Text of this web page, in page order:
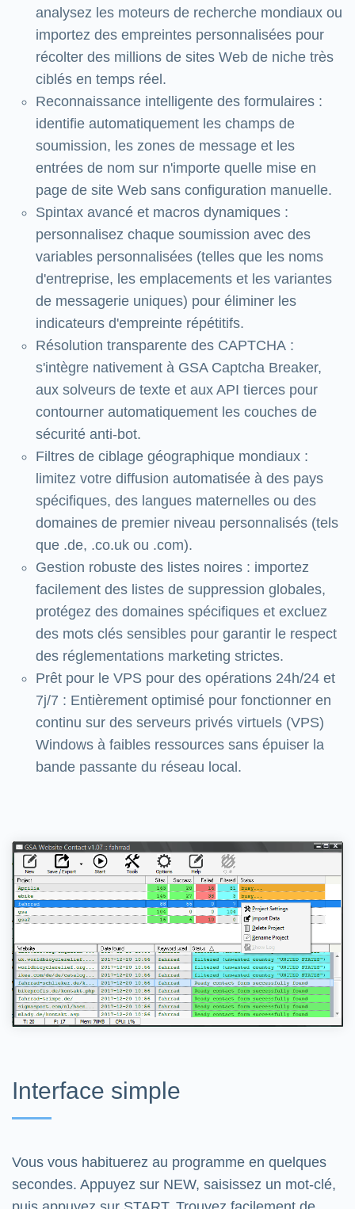
analysez les moteurs de recherche mondiaux ou
importez des empreintes personnalisées pour
récolter des millions de sites Web de niche très
ciblés en temps réel.
Reconnaissance intelligente des formulaires :
identifie automatiquement les champs de
soumission, les zones de message et les
entrées de nom sur n'importe quelle mise en
page de site Web sans configuration manuelle.
Spintax avancé et macros dynamiques :
personnalisez chaque soumission avec des
variables personnalisées (telles que les noms
d'entreprise, les emplacements et les variantes
de messagerie uniques) pour éliminer les
indicateurs d'empreinte répétitifs.
Résolution transparente des CAPTCHA :
s'intègre nativement à GSA Captcha Breaker,
aux solveurs de texte et aux API tierces pour
contourner automatiquement les couches de
sécurité anti-bot.
Filtres de ciblage géographique mondiaux :
limitez votre diffusion automatisée à des pays
spécifiques, des langues maternelles ou des
domaines de premier niveau personnalisés (tels
que .de, .co.uk ou .com).
Gestion robuste des listes noires : importez
facilement des listes de suppression globales,
protégez des domaines spécifiques et excluez
des mots clés sensibles pour garantir le respect
des réglementations marketing strictes.
Prêt pour le VPS pour des opérations 24h/24 et
7j/7 : Entièrement optimisé pour fonctionner en
continu sur des serveurs privés virtuels (VPS)
Windows à faibles ressources sans épuiser la
bande passante du réseau local.
Interface simple
Vous vous habituerez au programme en quelques
secondes. Appuyez sur NEW, saisissez un mot-clé,